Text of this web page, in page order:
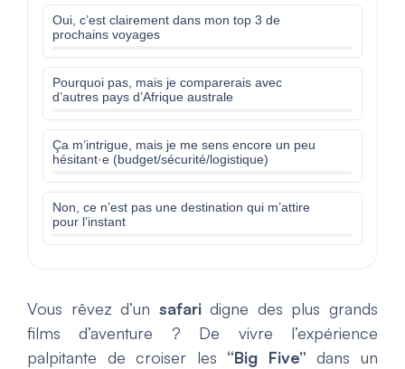
Oui, c’est clairement dans mon top 3 de
prochains voyages
Pourquoi pas, mais je comparerais avec
d’autres pays d’Afrique australe
Ça m’intrigue, mais je me sens encore un peu
hésitant·e (budget/sécurité/logistique)
Non, ce n’est pas une destination qui m’attire
pour l’instant
Vous rêvez d’un safaridigne des plus grands
films d’aventure ? De vivre l’expérience
palpitante de croiser les “Big Five” dans un